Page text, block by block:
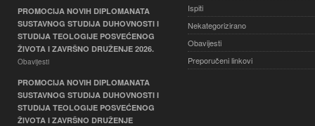
PROMOCIJA NOVIH DIPLOMANATA
SUSTAVNOG STUDIJA DUHOVNOSTI I
STUDIJA TEOLOGIJE POSVEĆENOG
ŽIVOTA I ZAVRŠNO DRUŽENJE 2026.
Obavijesti
PROMOCIJA NOVIH DIPLOMANATA
SUSTAVNOG STUDIJA DUHOVNOSTI I
STUDIJA TEOLOGIJE POSVEĆENOG
ŽIVOTA I ZAVRŠNO DRUŽENJE
Ispiti
Nekategorizirano
Obavijesti
Preporučeni linkovi